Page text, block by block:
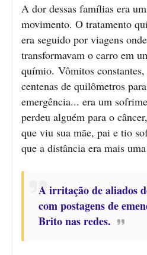
A dor dessas famílias era
movimento. O tratamento
era seguido por viagens
transformavam o carro em
químio. Vômitos
centenas de quilômetros
emergência... era um
perdeu alguém para o
que viu sua mãe, pai e tio
que a distância era mais
A irritação de aliados
com postagens de
Brito nas redes.